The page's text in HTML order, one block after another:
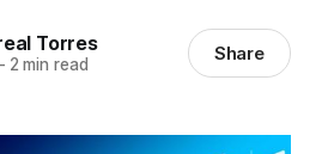
Torres
2 min read Share